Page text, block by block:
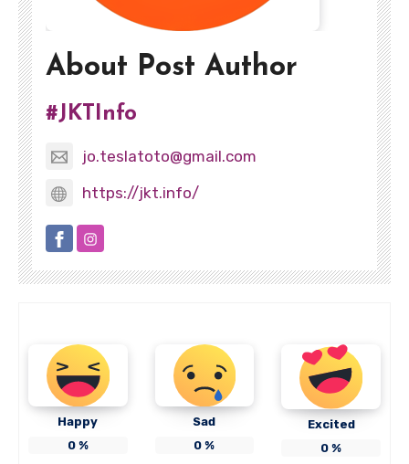
About Post Author
#JKTInfo
jo.teslatoto@gmail.com
https://jkt.info/
Happy
0%
Sad
0 %
Excited
0 %